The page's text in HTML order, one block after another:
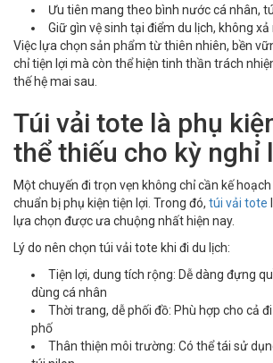
Ưu tiên mang theo bình nước cá nhân,
Giữ gìn vệ sinh tại điểm du lịch, không
Việc lựa chọn sản phẩm từ thiên nhiên, bền
chỉ tiện lợi mà còn thể hiện tinh thần trách
thế hệ mai sau.
Túi vải tote là phụ
thể thiếu cho kỳ nghỉ
Một chuyến đi trọn vẹn không chỉ cần kế
chuẩn bị phụ kiện tiện lợi. Trong đó, túi vải tote
lựa chọn được ưa chuộng nhất hiện nay.
Lý do nên chọn túi vải tote khi đi du lịch:
Tiện lợi, dung tích rộng: Dễ dàng đựng
dùng cá nhân
Thời trang, dễ phối đồ: Phù hợp cho cả
phố
Thân thiện môi trường: Có thể tái sử